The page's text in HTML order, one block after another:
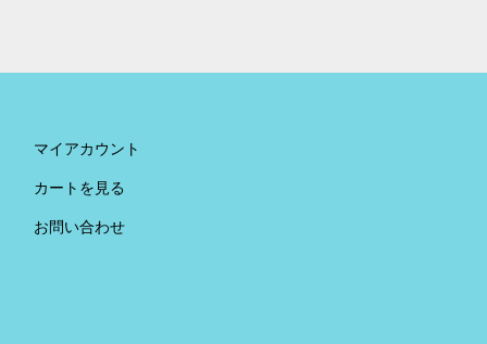
マイアカウント
カートを見る
お問い合わせ